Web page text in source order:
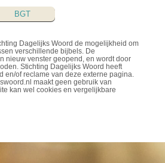
BGT
Dagelijks Woord de mogelijkheid om
verschillende bijbels. De
nieuw venster geopend, en wordt door
Stichting Dagelijks Woord heeft
en/of reclame van deze externe pagina.
maakt geen gebruik van
kan wel cookies en vergelijkbare